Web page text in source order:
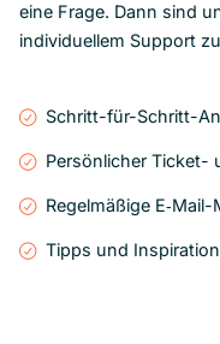
eine Frage. Dann sind
individuellem Support
Schritt-für-Schritt-
Persönlicher Ticket-
Regelmäßige
Tipps und